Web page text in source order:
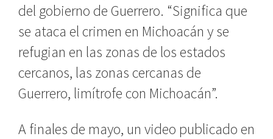
del gobierno de Guerrero. “Significa que
se ataca el crimen en Michoacán y se
refugian en las zonas de los estados
cercanos, las zonas cercanas de
Guerrero, limítrofe con Michoacán”.
A finales de mayo, un video publicado en